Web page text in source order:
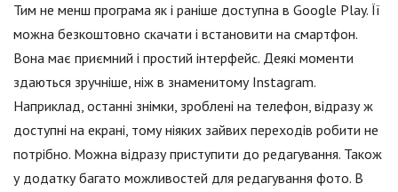
Тим не менш програма як і раніше доступна в Google Play. Її
можна безкоштовно скачати і встановити на смартфон.
Вона має приємний і простий інтерфейс. Деякі моменти
здаються зручніше, ніж в знаменитому Instagram.
Наприклад, останні знімки, зроблені на телефон, відразу ж
доступні на екрані, тому ніяких зайвих переходів робити не
потрібно. Можна відразу приступити до редагування. Також
у додатку багато можливостей для редагування фото. В